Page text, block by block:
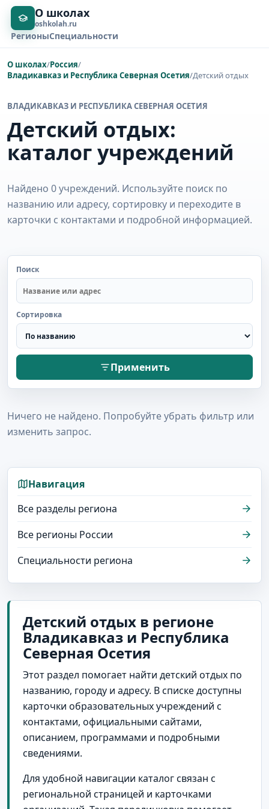
О школах
oshkolah.ru
РегионыСпециальности
О школах/Россия/
Владикавказ и Республика Северная Осетия/Детский отдых
ВЛАДИКАВКАЗ И РЕСПУБЛИКА СЕВЕРНАЯ ОСЕТИЯ
Детский отдых:
каталог учреждений
Найдено 0 учреждений. Используйте поиск по
названию или адресу, сортировку и переходите в
карточки с контактами и подробной информацией.
Поиск
Сортировка
Применить
Ничего не найдено. Попробуйте убрать фильтр или
изменить запрос.
Навигация
Все разделы региона
Все регионы России
Специальности региона
Детский отдых в регионе
Владикавказ и Республика
Северная Осетия
Этот раздел помогает найти детский отдых по
названию, городу и адресу. В списке доступны
карточки образовательных учреждений с
контактами, официальными сайтами,
описанием, программами и подробными
сведениями.
Для удобной навигации каталог связан с
региональной страницей и карточками